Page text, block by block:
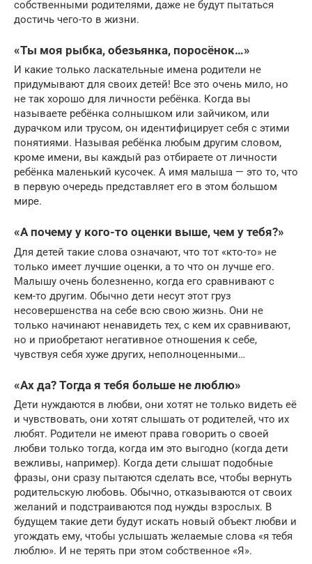
собственными родителями, даже не будут пытаться
достичь чего-то в жизни.
«Ты моя рыбка, обезьянка, поросёнок…»
И какие только ласкательные имена родители не
придумывают для своих детей! Все это очень мило, но
не так хорошо для личности ребёнка. Когда вы
называете ребёнка солнышком или зайчиком, или
дурачком или трусом, он идентифицирует себя с этими
понятиями. Называя ребёнка любым другим словом,
кроме имени, вы каждый раз отбираете от личности
ребёнка маленький кусочек. А имя малыша — это то, что
в первую очередь представляет его в этом большом
мире.
«А почему у кого-то оценки выше, чем у тебя?»
Для детей такие слова означают, что тот «кто-то» не
только имеет лучшие оценки, а то что он лучше его.
Малышу очень болезненно, когда его сравнивают с
кем-то другим. Обычно дети несут этот груз
несовершенства на себе всю свою жизнь. Они не
только начинают ненавидеть тех, с кем их сравнивают,
но и приобретают негативное отношения к себе,
чувствуя себя хуже других, неполноценными…
«Ах да? Тогда я тебя больше не люблю»
Дети нуждаются в любви, они хотят не только видеть её
и чувствовать, они хотят слышать от родителей, что их
любят. Родители не имеют права говорить о своей
любви только тогда, когда им это выгодно (когда дети
вежливы, например). Когда дети слышат подобные
фразы, они сразу пытаются сделать все, чтобы вернуть
родительскую любовь. Обычно, отказываются от своих
желаний и подстраиваются под нужды взрослых. В
будущем такие дети будут искать новый объект любви и
угождать ему, чтобы услышать желаемые слова «я тебя
люблю». И не терять при этом собственное «Я».